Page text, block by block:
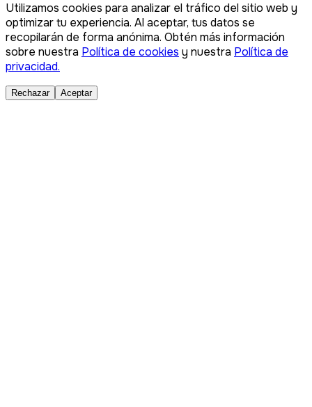
Utilizamos cookies para analizar el tráfico del sitio web y
optimizar tu experiencia. Al aceptar, tus datos se
recopilarán de forma anónima. Obtén más información
sobre nuestra Política de cookies y nuestra Política de
privacidad.
Rechazar Aceptar